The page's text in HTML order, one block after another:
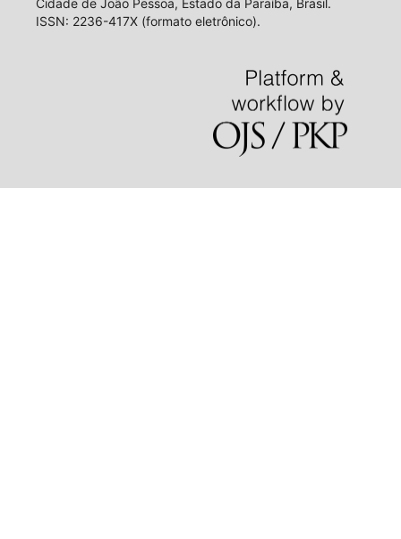
ISSN: 2236-417X (formato eletrônico).